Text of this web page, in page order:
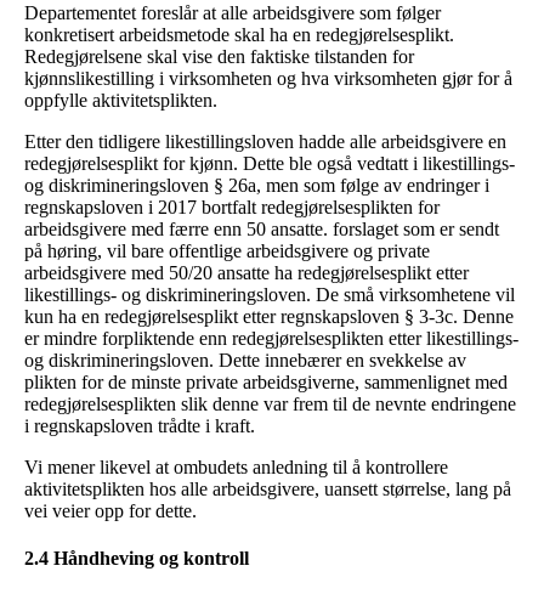
Departementet foreslår at alle arbeidsgivere som følger
konkretisert arbeidsmetode skal ha en redegjørelsesplikt.
Redegjørelsene skal vise den faktiske tilstanden for
kjønnslikestilling i virksomheten og hva virksomheten gjør for å
oppfylle aktivitetsplikten.
Etter den tidligere likestillingsloven hadde alle arbeidsgivere en
redegjørelsesplikt for kjønn. Dette ble også vedtatt i likestillings-
og diskrimineringsloven § 26a, men som følge av endringer i
regnskapsloven i 2017 bortfalt redegjørelsesplikten for
arbeidsgivere med færre enn 50 ansatte. forslaget som er sendt
på høring, vil bare offentlige arbeidsgivere og private
arbeidsgivere med 50/20 ansatte ha redegjørelsesplikt etter
likestillings- og diskrimineringsloven. De små virksomhetene vil
kun ha en redegjørelsesplikt etter regnskapsloven § 3-3c. Denne
er mindre forpliktende enn redegjørelsesplikten etter likestillings-
og diskrimineringsloven. Dette innebærer en svekkelse av
plikten for de minste private arbeidsgiverne, sammenlignet med
redegjørelsesplikten slik denne var frem til de nevnte endringene
i regnskapsloven trådte i kraft.
Vi mener likevel at ombudets anledning til å kontrollere
aktivitetsplikten hos alle arbeidsgivere, uansett størrelse, lang på
vei veier opp for dette.
2.4 Håndheving og kontroll